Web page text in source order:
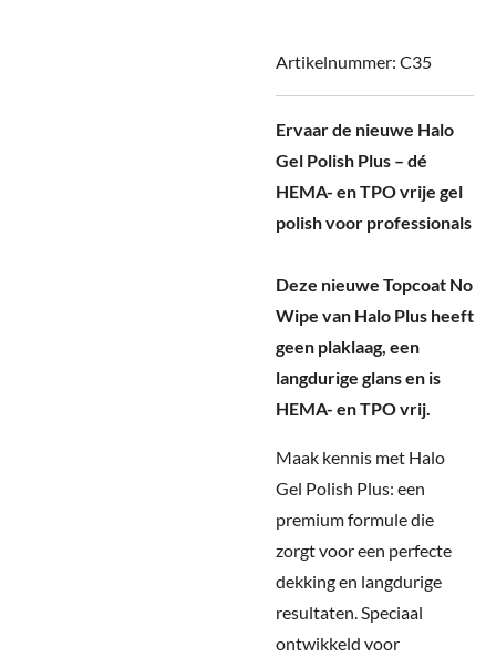
Artikelnummer: C35
Ervaar de nieuwe Halo
Gel Polish Plus – dé
HEMA- en TPO vrije gel
polish voor professionals
Deze nieuwe Topcoat No
Wipe van Halo Plus heeft
geen plaklaag, een
langdurige glans en is
HEMA- en TPO vrij.
Maak kennis met Halo
Gel Polish Plus: een
premium formule die
zorgt voor een perfecte
dekking en langdurige
resultaten. Speciaal
ontwikkeld voor